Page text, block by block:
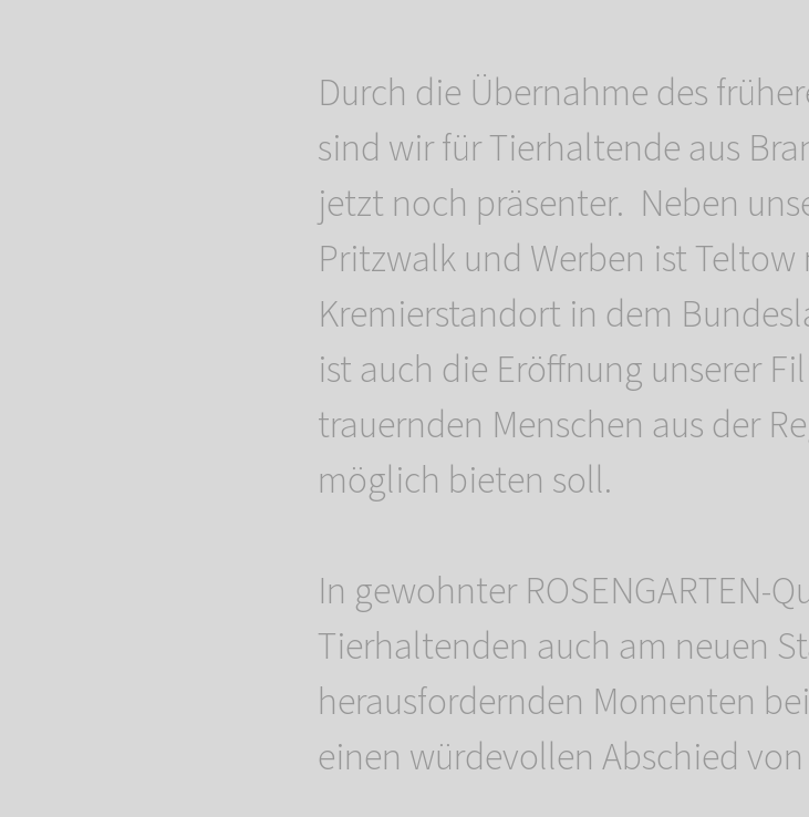
Durch die Übernahme des
sind wir für Tierhaltende aus
jetzt noch präsenter. Neben
Pritzwalk und Werben ist
Kremierstandort in dem
ist auch die Eröffnung unserer
trauernden Menschen aus der
möglich bieten soll.
In gewohnter ROSENGARTEN-
Tierhaltenden auch am neuen
herausfordernden Momenten
einen würdevollen Abschied